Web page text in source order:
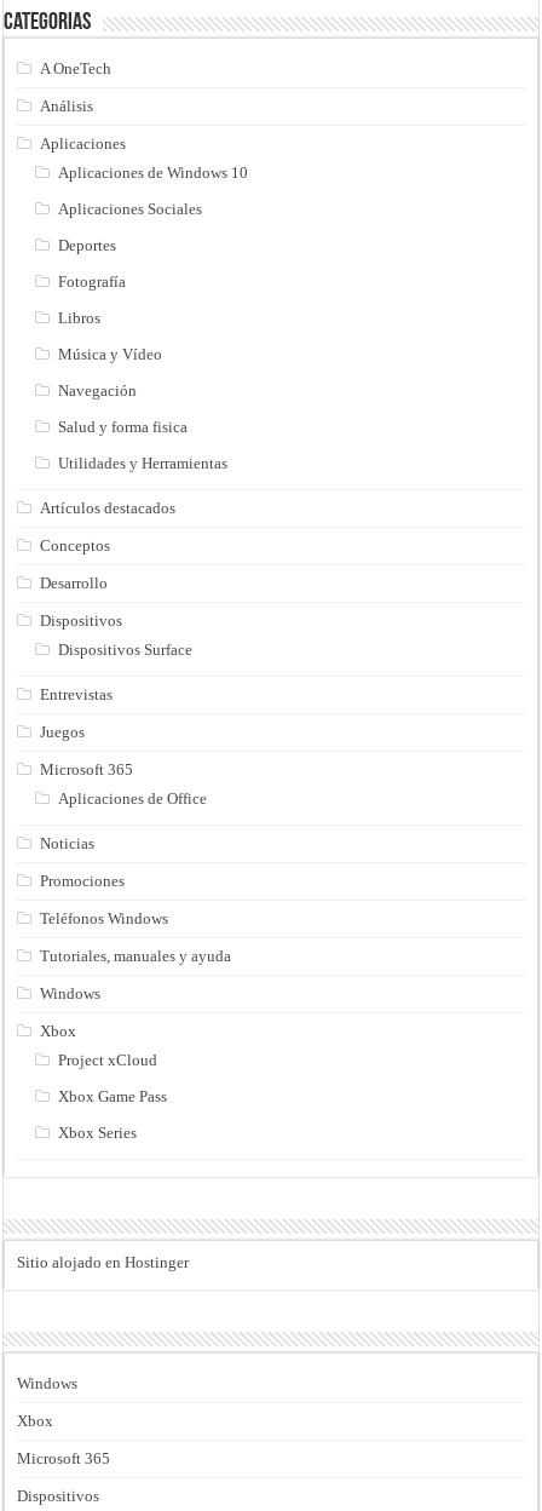
Categorias
A OneTech
Análisis
Aplicaciones
Aplicaciones de Windows 10
Aplicaciones Sociales
Deportes
Fotografía
Libros
Música y Vídeo
Navegación
Salud y forma fisica
Utilidades y Herramientas
Artículos destacados
Conceptos
Desarrollo
Dispositivos
Dispositivos Surface
Entrevistas
Juegos
Microsoft 365
Aplicaciones de Office
Noticias
Promociones
Teléfonos Windows
Tutoriales, manuales y ayuda
Windows
Xbox
Project xCloud
Xbox Game Pass
Xbox Series
Sitio alojado en Hostinger
Windows
Xbox
Microsoft 365
Dispositivos